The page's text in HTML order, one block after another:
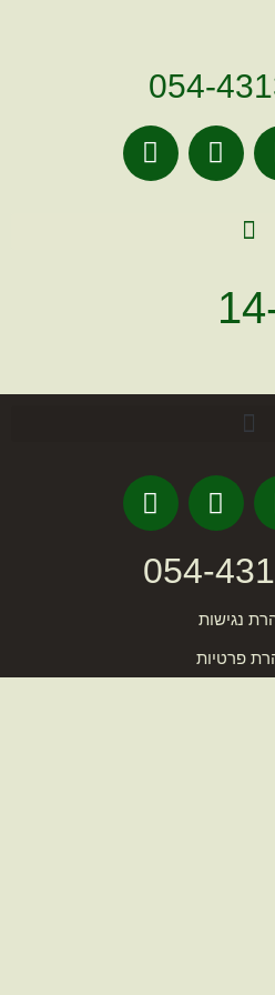
054-
054-
נגישות
פרטיות